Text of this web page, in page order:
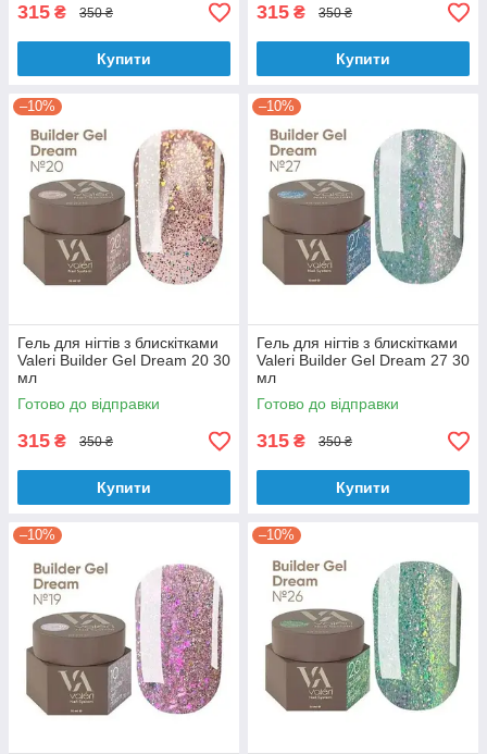
315 ₴ 350 ₴
Купити
315 ₴ 350 ₴
Купити
–10%
Гель для нігтів з блискітками
Valeri Builder Gel Dream 20 30
мл
Готово до відправки
315 ₴ 350 ₴
Купити
–10%
Гель для нігтів з блискітками
Valeri Builder Gel Dream 27 30
мл
Готово до відправки
315 ₴ 350 ₴
Купити
–10% –10%